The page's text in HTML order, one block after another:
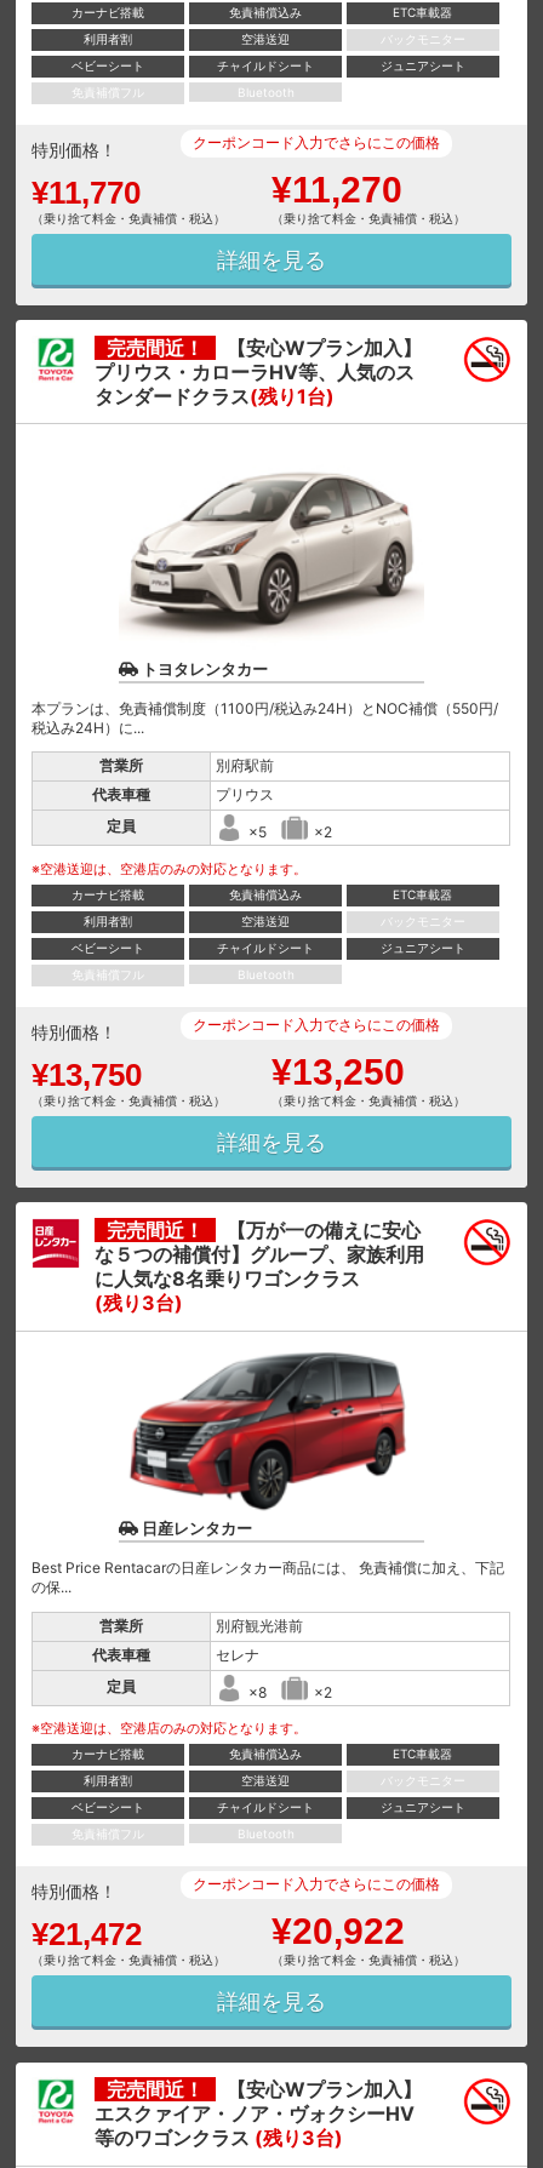
カーナビ搭載 免責補償込み
ETC車載器
利用者割
空港送迎
バックモニター
ベビーシート
チャイルドシート
ジュニアシート
免責補償フル
Bluetooth
特別価格！
¥11,770
（乗り捨て料金・免責補償・税込）
クーポンコード入力でさらにこの価格
¥11,270
（乗り捨て料金・免責補償・税込）
詳細を見る
完売間近！
【安心Wプラン加入】
プリウス・カローラHV等、人気のス
タンダードクラス(残り1台)
トヨタレンタカー
本プランは、免責補償制度（1100円/税込み24H）とNOC補償（550円/
税込み24H）に...
営業所
別府駅前
代表車種
プリウス
定員
×5 ×2
※空港送迎は、空港店のみの対応となります。
カーナビ搭載 免責補償込み
ETC車載器
利用者割
空港送迎
バックモニター
ベビーシート
チャイルドシート
ジュニアシート
免責補償フル
Bluetooth
特別価格！
¥13,750
（乗り捨て料金・免責補償・税込）
クーポンコード入力でさらにこの価格
¥13,250
（乗り捨て料金・免責補償・税込）
詳細を見る
完売間近！
【万が一の備えに安心
な５つの補償付】グループ、家族利用
に人気な8名乗りワゴンクラス
(残り3台)
日産レンタカー
Best Price Rentacarの日産レンタカー商品には、 免責補償に加え、下記
の保...
営業所
別府観光港前
代表車種
セレナ
定員
×8 ×2
※空港送迎は、空港店のみの対応となります。
カーナビ搭載 免責補償込み
ETC車載器
利用者割
空港送迎
バックモニター
ベビーシート
チャイルドシート
ジュニアシート
免責補償フル
Bluetooth
特別価格！
¥21,472
（乗り捨て料金・免責補償・税込）
クーポンコード入力でさらにこの価格
¥20,922
（乗り捨て料金・免責補償・税込）
詳細を見る
完売間近！
【安心Wプラン加入】
エスクァイア・ノア・ヴォクシーHV
等のワゴンクラス (残り3台)